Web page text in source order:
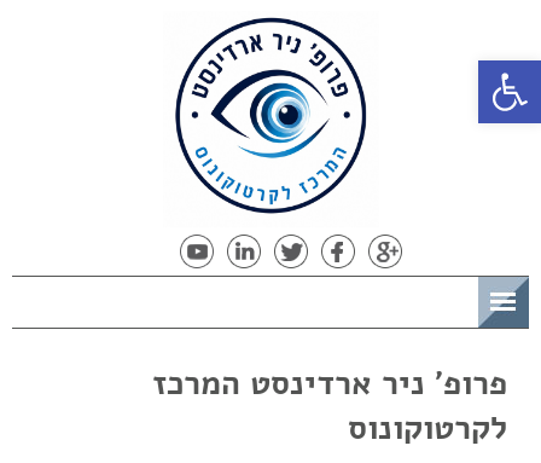
פתח סרגל נגישות
פרופ' ניר ארדינסט המרכז
לקרטוקונוס